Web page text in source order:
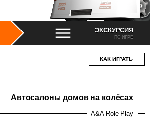
ЭКСКУРСИЯ
ПО ИГРЕ
КАК ИГРАТЬ
Автосалоны домов на колёсах
A&A Role Play